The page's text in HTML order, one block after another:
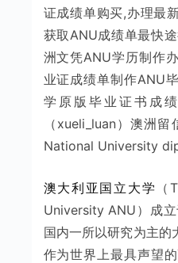
证成绩单购买,办理最
获取ANU成绩单最快
洲文凭ANU学历制作
业证成绩单制作ANU
学原版毕业证书成
（xueli_luan）澳洲
National University
澳大利亚国立大学
University ANU）成
国内一所以研究为主的
作为世界上最具声望